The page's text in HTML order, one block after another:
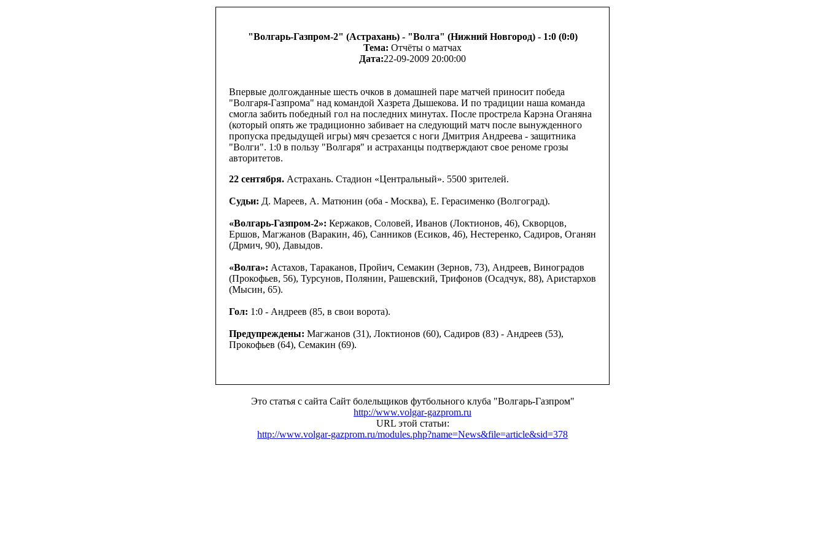
"Волгарь-Газпром-2" (Астрахань) - "Волга" (Нижний Новгород) - 1:0 (0:0)
Тема: Отчёты о матчах
Дата:22-09-2009 20:00:00
Впервые долгожданные шесть очков в домашней паре матчей приносит победа
"Волгаря-Газпрома" над командой Хазрета Дышекова. И по традиции наша команда
смогла забить победный гол на последних минутах. После прострела Карэна Оганяна
(который опять же традиционно забивает на следующий матч после вынужденного
пропуска предыдущей игры) мяч срезается с ноги Дмитрия Андреева - защитника
"Волги". 1:0 в пользу "Волгаря" и астраханцы подтверждают свое реноме грозы
авторитетов.
22 сентября. Астрахань. Стадион «Центральный». 5500 зрителей.
Судьи: Д. Мареев, А. Матюнин (оба - Москва), Е. Герасименко (Волгоград).
«Волгарь-Газпром-2»: Кержаков, Соловей, Иванов (Локтионов, 46), Скворцов,
Ершов, Магжанов (Варакин, 46), Санников (Есиков, 46), Нестеренко, Садиров, Оганян
(Дрмич, 90), Давыдов.
«Волга»: Астахов, Тараканов, Пройич, Семакин (Зернов, 73), Андреев, Виноградов
(Прокофьев, 56), Турсунов, Полянин, Рашевский, Трифонов (Осадчук, 88), Аристархов
(Мысин, 65).
Гол: 1:0 - Андреев (85, в свои ворота).
Предупреждены: Магжанов (31), Локтионов (60), Садиров (83) - Андреев (53),
Прокофьев (64), Семакин (69).
Это статья с сайта Сайт болельщиков футбольного клуба "Волгарь-Газпром"
http://www.volgar-gazprom.ru
URL этой статьи:
http://www.volgar-gazprom.ru/modules.php?name=News&file=article&sid=378